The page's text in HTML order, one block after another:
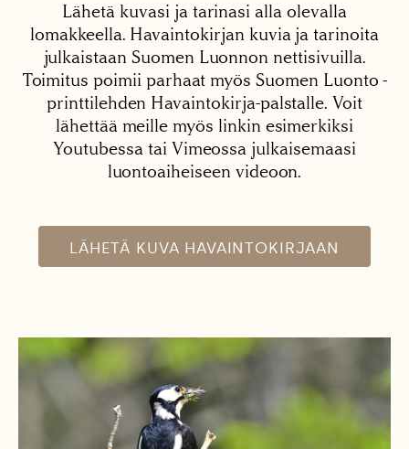
Lähetä kuvasi ja tarinasi alla olevalla
lomakkeella. Havaintokirjan kuvia ja tarinoita
julkaistaan Suomen Luonnon nettisivuilla.
Toimitus poimii parhaat myös Suomen Luonto -
printtilehden Havaintokirja-palstalle. Voit
lähettää meille myös linkin esimerkiksi
Youtubessa tai Vimeossa julkaisemaasi
luontoaiheiseen videoon.
LÄHETÄ KUVA HAVAINTOKIRJAAN